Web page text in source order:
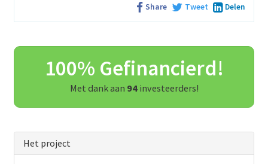
Delen
Tweet
Share
100% Gefinancierd!
Met dank aan 94 investeerders!
Het project